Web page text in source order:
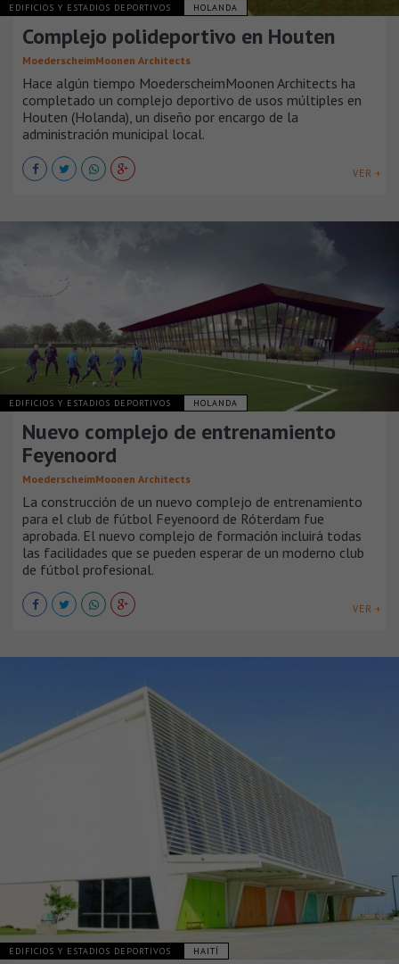
EDIFICIOS Y ESTADIOS DEPORTIVOS HOLANDA
Complejo polideportivo en Houten
MoederscheimMoonen Architects
Hace algún tiempo MoederscheimMoonen Architects ha
completado un complejo deportivo de usos múltiples en
Houten (Holanda), un diseño por encargo de la
administración municipal local.
VER +
EDIFICIOS Y ESTADIOS DEPORTIVOS HOLANDA
Nuevo complejo de entrenamiento
Feyenoord
MoederscheimMoonen Architects
La construcción de un nuevo complejo de entrenamiento
para el club de fútbol Feyenoord de Róterdam fue
aprobada. El nuevo complejo de formación incluirá todas
las facilidades que se pueden esperar de un moderno club
de fútbol profesional.
VER +
EDIFICIOS Y ESTADIOS DEPORTIVOS HAITÍ